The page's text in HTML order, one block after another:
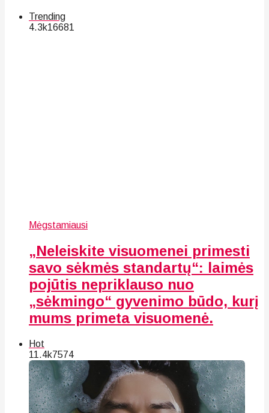
Trending
4.3k16681
Mėgstamiausi
„Neleiskite visuomenei primesti
savo sėkmės standartų“: laimės
pojūtis nepriklauso nuo
„sėkmingo“ gyvenimo būdo, kurį
mums primeta visuomenė.
Hot
11.4k7574